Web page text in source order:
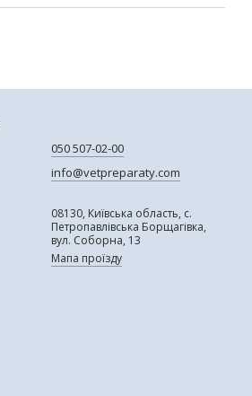
050 507-02-00
info@vetpreparaty.com
08130, Київська область, с.
Петропавлівська Борщагівка,
вул. Соборна, 13
Мапа проїзду